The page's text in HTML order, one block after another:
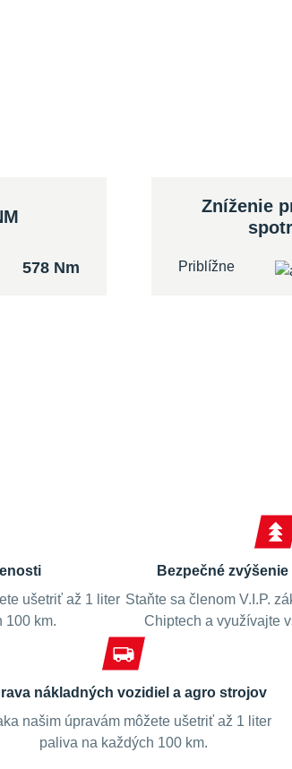
578 Nm
Zníženie
Priblížne
ušetriť až 1 liter
100 km.
Bezpečné
Staňte sa členom V.I.P.
Chiptech a využívajte
nákladných vozidiel a agro strojov
našim úpravám môžete ušetriť až 1 liter
paliva na každých 100 km.